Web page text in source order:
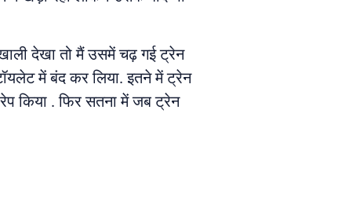
देखा तो मैं उसमें चढ़ गई ट्रेन
में बंद कर लिया. इतने में ट्रेन
किया . फिर सतना में जब ट्रेन